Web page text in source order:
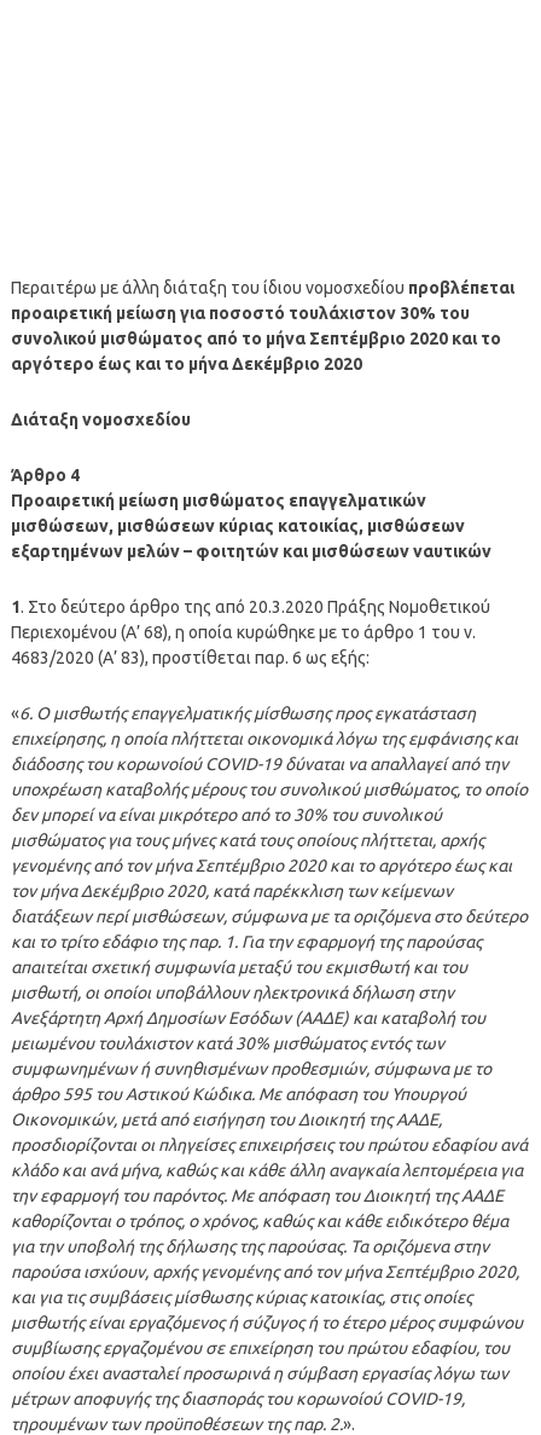
Περαιτέρω με άλλη διάταξη του ίδιου νομοσχεδίου προβλέπεται
προαιρετική μείωση για ποσοστό τουλάχιστον 30% του
συνολικού μισθώματος από το μήνα Σεπτέμβριο 2020 και το
αργότερο έως και το μήνα Δεκέμβριο 2020
Διάταξη νομοσχεδίου
Άρθρο 4
Προαιρετική μείωση μισθώματος επαγγελματικών
μισθώσεων, μισθώσεων κύριας κατοικίας, μισθώσεων
εξαρτημένων μελών – φοιτητών και μισθώσεων ναυτικών
1. Στο δεύτερο άρθρο της από 20.3.2020 Πράξης Νομοθετικού
Περιεχομένου (Α’ 68), η οποία κυρώθηκε με το άρθρο 1 του ν.
4683/2020 (Α’ 83), προστίθεται παρ. 6 ως εξής:
«6. Ο μισθωτής επαγγελματικής μίσθωσης προς εγκατάσταση
επιχείρησης, η οποία πλήττεται οικονομικά λόγω της εμφάνισης και
διάδοσης του κορωνοίού COVID-19 δύναται να απαλλαγεί από την
υποχρέωση καταβολής μέρους του συνολικού μισθώματος, το οποίο
δεν μπορεί να είναι μικρότερο από το 30% του συνολικού
μισθώματος για τους μήνες κατά τους οποίους πλήττεται, αρχής
γενομένης από τον μήνα Σεπτέμβριο 2020 και το αργότερο έως και
τον μήνα Δεκέμβριο 2020, κατά παρέκκλιση των κείμενων
διατάξεων περί μισθώσεων, σύμφωνα με τα οριζόμενα στο δεύτερο
και το τρίτο εδάφιο της παρ. 1. Για την εφαρμογή της παρούσας
απαιτείται σχετική συμφωνία μεταξύ του εκμισθωτή και του
μισθωτή, οι οποίοι υποβάλλουν ηλεκτρονικά δήλωση στην
Ανεξάρτητη Αρχή Δημοσίων Εσόδων (ΑΑΔΕ) και καταβολή του
μειωμένου τουλάχιστον κατά 30% μισθώματος εντός των
συμφωνημένων ή συνηθισμένων προθεσμιών, σύμφωνα με το
άρθρο 595 του Αστικού Κώδικα. Με απόφαση του Υπουργού
Οικονομικών, μετά από εισήγηση του Διοικητή της ΑΑΔΕ,
προσδιορίζονται οι πληγείσες επιχειρήσεις του πρώτου εδαφίου ανά
κλάδο και ανά μήνα, καθώς και κάθε άλλη αναγκαία λεπτομέρεια για
την εφαρμογή του παρόντος. Με απόφαση του Διοικητή της ΑΑΔΕ
καθορίζονται ο τρόπος, ο χρόνος, καθώς και κάθε ειδικότερο θέμα
για την υποβολή της δήλωσης της παρούσας. Τα οριζόμενα στην
παρούσα ισχύουν, αρχής γενομένης από τον μήνα Σεπτέμβριο 2020,
και για τις συμβάσεις μίσθωσης κύριας κατοικίας, στις οποίες
μισθωτής είναι εργαζόμενος ή σύζυγος ή το έτερο μέρος συμφώνου
συμβίωσης εργαζομένου σε επιχείρηση του πρώτου εδαφίου, του
οποίου έχει ανασταλεί προσωρινά η σύμβαση εργασίας λόγω των
μέτρων αποφυγής της διασποράς του κορωνοίού COVID-19,
τηρουμένων των προϋποθέσεων της παρ. 2.».